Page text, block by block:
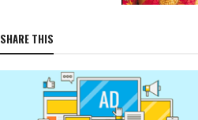
SHARE THIS